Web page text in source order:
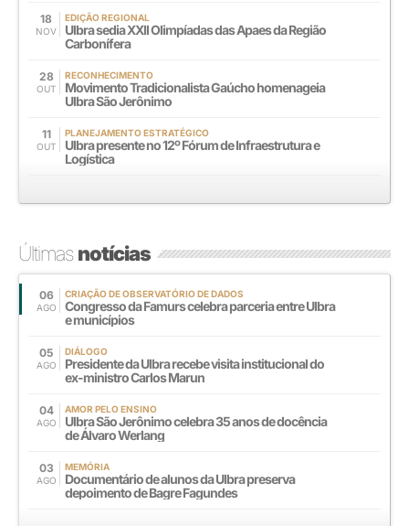
18
NOV
EDIÇÃO REGIONAL
Ulbra sedia XXll Olimpíadas das Apaes da Região
Carbonífera
28
OUT
RECONHECIMENTO
Movimento Tradicionalista Gaúcho homenageia
Ulbra São Jerônimo
11
OUT
PLANEJAMENTO ESTRATÉGICO
Ulbra presente no 12º Fórum de Infraestrutura e
Logística
Últimasnotícias
06
AGO
CRIAÇÃO DE OBSERVATÓRIO DE DADOS
Congresso da Famurs celebra parceria entre Ulbra
e municípios
05
AGO
DIÁLOGO
Presidente da Ulbra recebe visita institucional do
ex-ministro Carlos Marun
04
AGO
AMOR PELO ENSINO
Ulbra São Jerônimo celebra 35 anos de docência
de Álvaro Werlang
03
AGO
MEMÓRIA
Documentário de alunos da Ulbra preserva
depoimento de Bagre Fagundes